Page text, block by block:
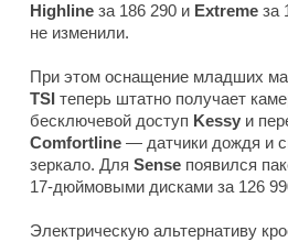
Highline за 186 290 и Extreme за
не изменили.
При этом оснащение младших
TSI теперь штатно получает
бесключевой доступ Kessy и
Comfortline — датчики дождя и
зеркало. Для Sense появился
17-дюймовыми дисками за 126
Электрическую альтернативу